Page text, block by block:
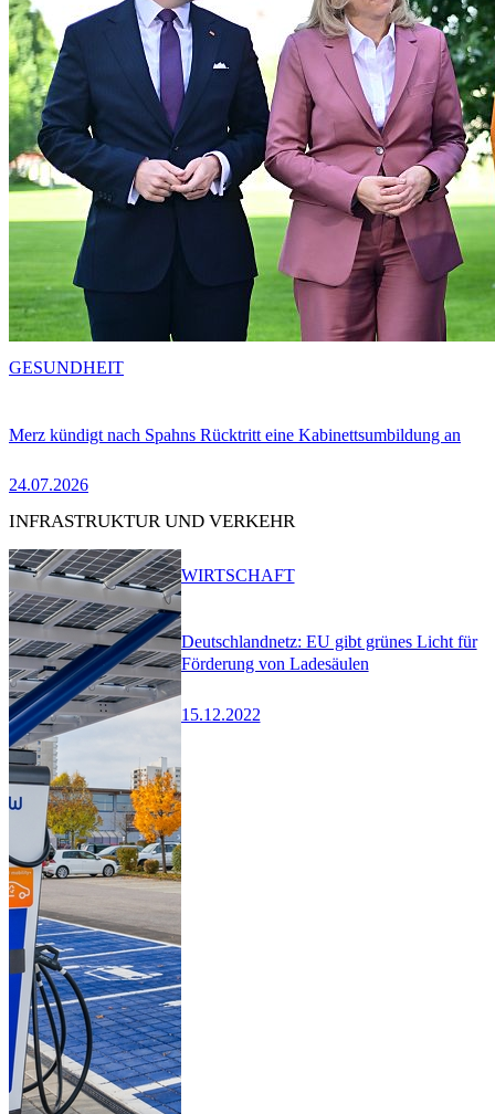
Merz kündigt nach Spahns Rücktritt eine Kabinettsumbildung an
24.07.2026
GESUNDHEIT
INFRASTRUKTUR UND VERKEHR
Deutschlandnetz: EU gibt grünes Licht für
Förderung von Ladesäulen
15.12.2022
WIRTSCHAFT